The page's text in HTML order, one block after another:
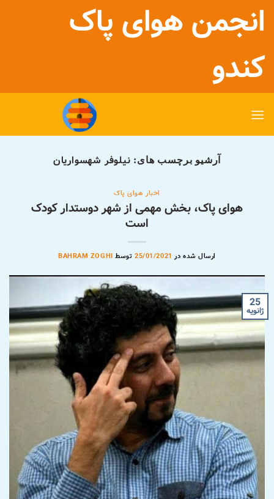
پرشانجمن هوای پاک
کندو
آرشیو برچسب های: نیلوفر شهسواریان
اخبار هوای پاک
هوای پاک، بخش مهمی از شهر دوستدار کودک
است
ارسال شده در 25/01/2021 توسط BAHRAM ZOGHI
25
ژانویه